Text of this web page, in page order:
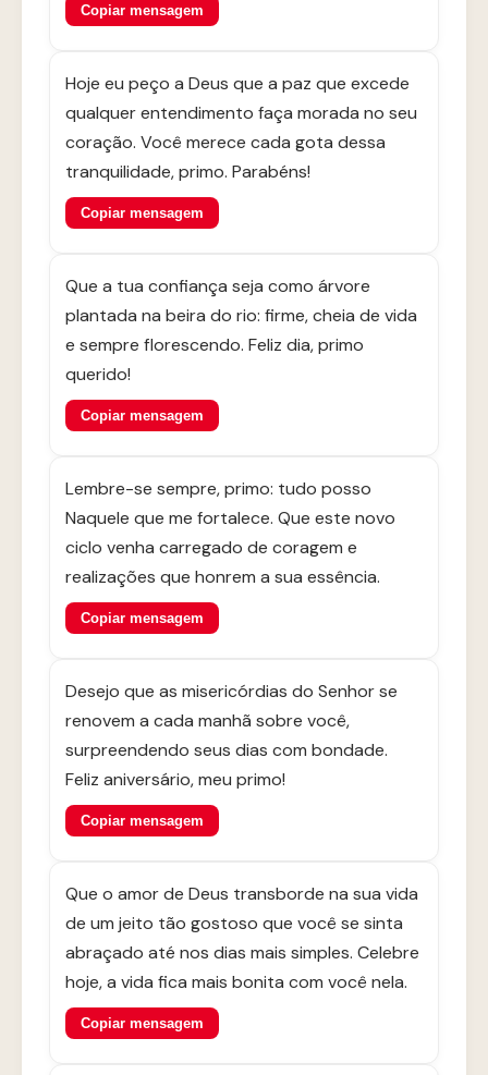
Copiar mensagem
Hoje eu peço a Deus que a paz que excede
qualquer entendimento faça morada no seu
coração. Você merece cada gota dessa
tranquilidade, primo. Parabéns!
Copiar mensagem
Que a tua confiança seja como árvore
plantada na beira do rio: firme, cheia de vida
e sempre florescendo. Feliz dia, primo
querido!
Copiar mensagem
Lembre-se sempre, primo: tudo posso
Naquele que me fortalece. Que este novo
ciclo venha carregado de coragem e
realizações que honrem a sua essência.
Copiar mensagem
Desejo que as misericórdias do Senhor se
renovem a cada manhã sobre você,
surpreendendo seus dias com bondade.
Feliz aniversário, meu primo!
Copiar mensagem
Que o amor de Deus transborde na sua vida
de um jeito tão gostoso que você se sinta
abraçado até nos dias mais simples. Celebre
hoje, a vida fica mais bonita com você nela.
Copiar mensagem